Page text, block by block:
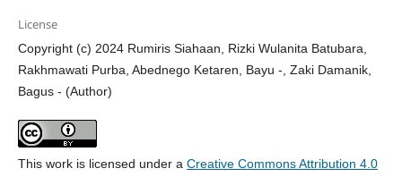
License
Copyright (c) 2024 Rumiris Siahaan, Rizki Wulanita Batubara,
Rakhmawati Purba, Abednego Ketaren, Bayu -, Zaki Damanik,
Bagus - (Author)
This work is licensed under a Creative Commons Attribution 4.0